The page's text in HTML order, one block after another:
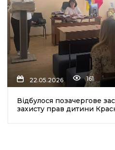
22.05.2026 161
Відбулося позачергове
захисту прав дитини